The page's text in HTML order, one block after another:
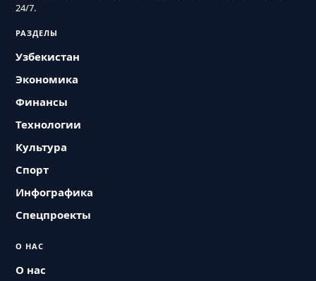
24/7.
РАЗДЕЛЫ
Узбекистан
Экономика
Финансы
Технологии
Культура
Спорт
Инфографика
Спецпроекты
О НАС
О нас